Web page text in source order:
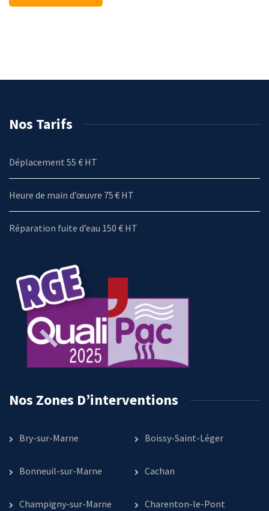
Nos Tarifs
Déplacement 55 € HT
Heure de main d’œuvre 75 € HT
Réparation fuite d’eau 150 € HT
Nos Zones D’interventions
Bry-sur-Marne Boissy-Saint-Léger
Bonneuil-sur-Marne Cachan
Champigny-sur-Marne Charenton-le-Pont